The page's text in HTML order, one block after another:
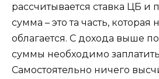
рассчитывается ставка ЦБ и
сумма – это та часть, которая
облагается. С дохода выше
суммы необходимо заплатить
Самостоятельно ничего